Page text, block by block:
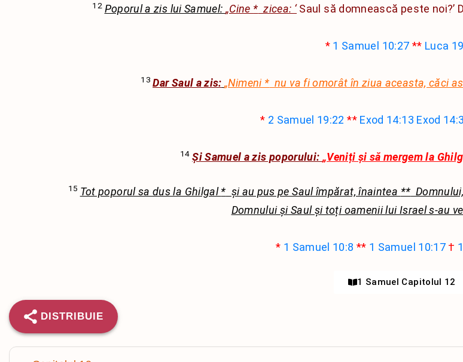
12 Poporul a zis lui Samuel: „Cine * zicea: ‘Saul să domnească peste noi?’
* 1 Samuel 10:27 ** Luca
13 Dar Saul a zis: „Nimeni * nu va fi omorât în ​​​​​​ziua aceasta, căci
* 2 Samuel 19:22 ** Exod 14:13 Exod
14 Și Samuel a zis poporului: „Veniți și să mergem la
15 Tot poporul sa dus la Ghilgal* și au pus pe Saul împărat, înaintea **
Domnului și Saul și toți oamenii lui Israel s-au
* 1 Samuel 10:8 ** 1 Samuel 10:17 †
1 Samuel Capitolul 12
DISTRIBUIE